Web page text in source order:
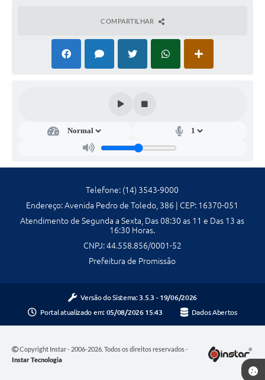
Reforma Agrária
Galeria de Fotos
Contas Públicas
Transparência
COMPARTILHAR
Telefone: (14) 3543-9000
Endereço: Avenida Pedro de Toledo, 386 | CEP: 16370-051
Atendimento de Segunda a Sexta, Das 08:30 as 11 e Das 13 as
16:30 Horas.
CNPJ: 44.558.856/0001-52
Prefeitura de Promissão
Versão do Sistema: 3.5.3 - 19/06/2026
Portal atualizado em: 05/08/2026 15:43 Dados Abertos
Copyright Instar - 2006-2026. Todos os direitos reservados -
Instar Tecnologia